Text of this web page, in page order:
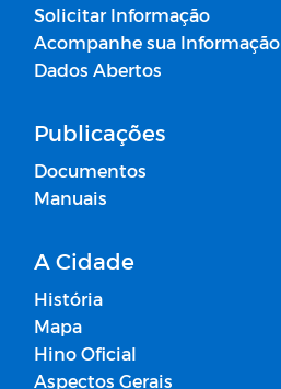
Solicitar Informação
Acompanhe sua Informação
Dados Abertos
Publicações
Documentos
Manuais
A Cidade
História
Mapa
Hino Oficial
Aspectos Gerais